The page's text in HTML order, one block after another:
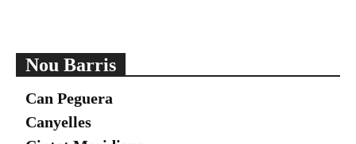
Nou Barris
Can Peguera
Canyelles